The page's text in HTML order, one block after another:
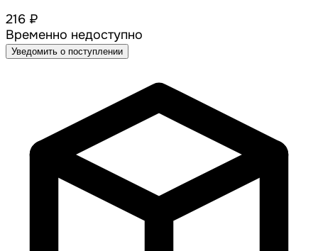
216 ₽
Временно недоступно
Уведомить о поступлении